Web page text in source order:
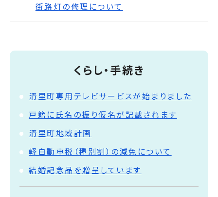
街路灯の修理について
くらし・手続き
清里町専用テレビサービスが始まりました
戸籍に氏名の振り仮名が記載されます
清里町地域計画
軽自動車税（種別割）の減免について
結婚記念品を贈呈しています